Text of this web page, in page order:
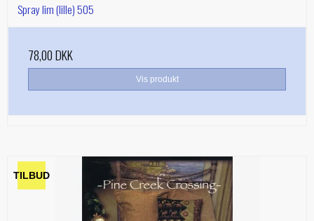
Spray lim (lille) 505
78,00 DKK
Vis produkt
TILBUD